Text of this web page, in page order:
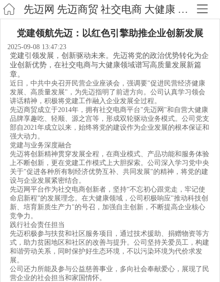
先迈网 先迈商贸 社交电商 大健康 自营品牌 享趣吃 轻顺 源之宫
党建领航先迈：以红色引擎助推企业创新发展
2025-09-08 13:47:23
党建引领发展，创新驱动未来。先迈将党的政治优势转化为企
业创新优势，在社交电商与大健康领域谱写高质量发展新篇
章。
近日，中共中央召开民营企业座谈会，强调要"促进民营经济健康
发展、高质量发展"，为先迈指明了前进方向。公司认真学习领会
讲话精神，积极将党建工作融入企业发展全过程。
先迈商贸成立于2014年，拥有社交电商平台"先迈网"和自营大健康
品牌享趣吃、轻顺、源之宫等 ，形成双轮驱动业务模式。公司党支
部自2021年成立以来，始终将党的建设作为企业发展的根本保证和
强大动力。
党建与业务深度融合
先迈将创新精神贯穿发展全程，在商业模式、产品功能和服务体验
上不断创新，更在党建工作模式上大胆探索。公司深入学习党中央
关于"促进各种所有制经济优势互补、共同发展"的精神，将党的建
设与企业发展紧密结合。
先迈网平台作为社交电商创新者，坚持“不忘初心跟党走，牢记使
命启新程”的发展理念。在大健康领域，公司积极响应"推动科技创
新、培育新质生产力"的号召，加强自主创新，不断提高企业核心
竞争力。
践行社会责任担当
先迈积极参与扶贫和社区服务项目，通过技术援助、捐赠物资等方
式，助力贫困地区和社区的改善与提升。公司坚持关爱员工，构建
和谐劳动关系，同时保护好生态环境，不以污染环境为代价求发
展。
公司还力所能及参与公益慈善事业，多向社会奉献爱心，展现了民
营企业的社会担当和家国情怀。